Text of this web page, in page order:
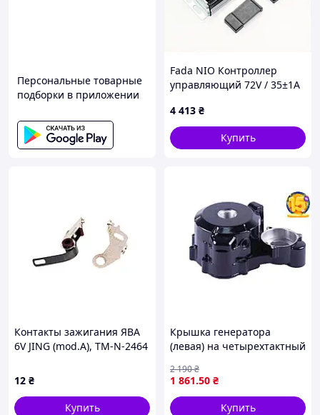
Персональные товарные
подборки в приложении
Fada NIO Контроллер
управляющий 72V / 35±1A
электроскутеру
4 413 ₴
Купить
Контакты зажигания ЯВА
6V JING (mod.A), TM-N-2464
12 ₴
Купить
Крышка генератора
(левая) на четырехтактный
1 861.50 ₴
2 190₴
Купить